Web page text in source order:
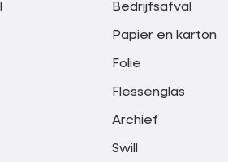
Bedrijfsafval
Papier en karton
Folie
Flessenglas
Archief
Swill